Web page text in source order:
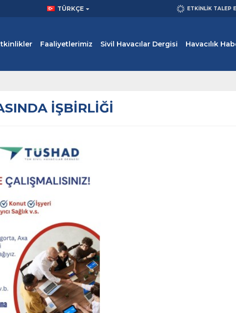
TÜRKÇE ETKINLIK TALEP
Faaliyetlerimiz Sivil Havacılar Dergisi Havacılık
İŞBIRLIĞI